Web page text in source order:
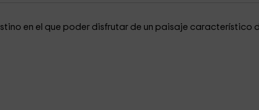
en el que poder disfrutar de un paisaje característico